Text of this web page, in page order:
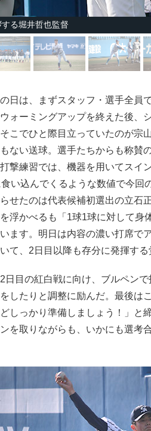
る堀井哲也監督
日は、まずスタッフ・選手全員
ォーミングアップを終えた後、
こでひと際目立っていたのが宗
ない送球。選手たちからも称賛
撃練習では、機器を用いてスイ
食い込んでくるような数値で今回
せたのは代表候補初選出の立石
浮かべるも「1球1球に対して身
ます。明日は内容の濃い打席で
て、2日目以降も存分に発揮する
目の紅白戦に向け、ブルペン
したりと調整に励んだ。最後は
しっかり準備しましょう！」と
を取りながらも、いかにも選考